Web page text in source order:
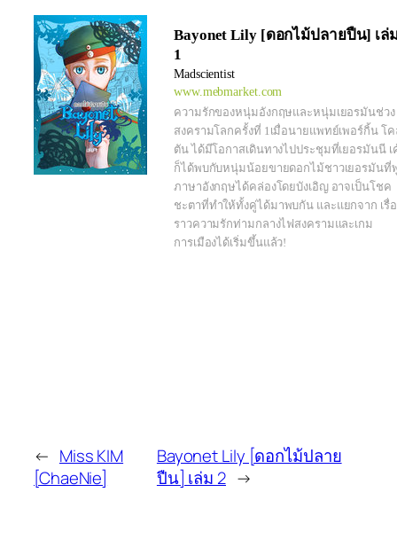
Bayonet Lily [ดอกไม้ปลายปืน] เล่
1
Madscientist
www.mebmarket.com
ความรักของหนุ่มอังกฤษและหนุ่มเยอรมันช่วง
สงครามโลกครั้งที่ 1เมื่อนายแพทย์เพอร์กิ้น โ
ตัน ได้มีโอกาสเดินทางไปประชุมที่เยอรมันนี เ
ก็ได้พบกับหนุ่มน้อยขายดอกไม้ชาวเยอรมันที่
ภาษาอังกฤษได้คล่องโดยบังเอิญ อาจเป็นโชค
ชะตาที่ทำให้ทั้งคู่ได้มาพบกัน และแยกจาก เรื่
ราวความรักท่ามกลางไฟสงครามและเกม
การเมืองได้เริ่มขึ้นแล้ว!
← Miss KIM
[ChaeNie]
Bayonet Lily [ดอกไม้ปลาย
ปืน] เล่ม 2 →